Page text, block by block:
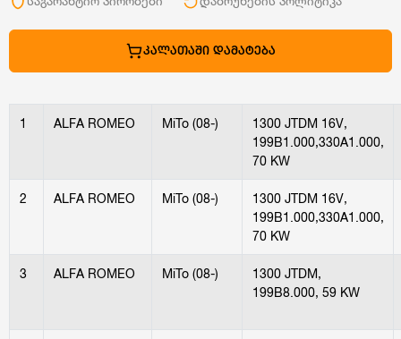
ᲙᲐᲚᲐᲗᲐᲨᲘ ᲓᲐᲛᲐᲢᲔᲑᲐ
1 ALFA ROMEO MiTo (08-)
1300 JTDM 16V,
199B1.000,330A1.000,
70 KW
2 ALFA ROMEO MiTo (08-)
1300 JTDM 16V,
199B1.000,330A1.000,
70 KW
3 ALFA ROMEO MiTo (08-)
1300 JTDM,
199B8.000, 59 KW